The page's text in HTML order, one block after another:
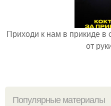
Приходи к нам в прикиде в
от
Популярные материалы